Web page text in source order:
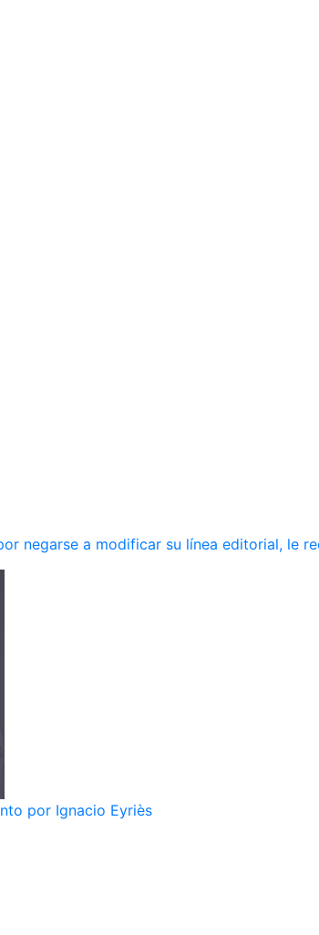
negarse a modificar su línea editorial, le
por Ignacio Eyriès